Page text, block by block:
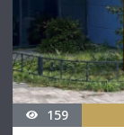
159